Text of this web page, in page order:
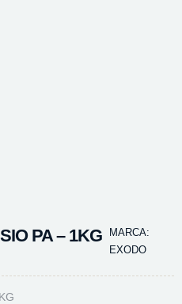
PA – 1KG
MARCA:
EXODO